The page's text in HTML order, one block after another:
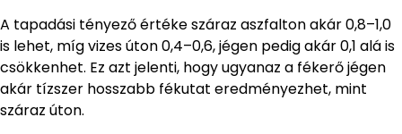
A tapadási tényező értéke száraz aszfalton akár 0,8–1,0
is lehet, míg vizes úton 0,4–0,6, jégen pedig akár 0,1 alá is
csökkenhet. Ez azt jelenti, hogy ugyanaz a fékerő jégen
akár tízszer hosszabb fékutat eredményezhet, mint
száraz úton.